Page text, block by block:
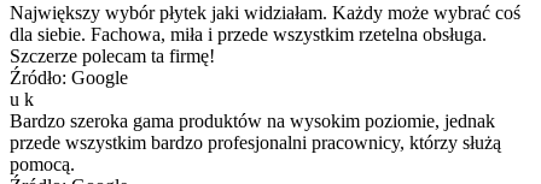
Największy wybór płytek jaki widziałam. Każdy może wybrać coś
dla siebie. Fachowa, miła i przede wszystkim rzetelna obsługa.
Szczerze polecam ta firmę!
Źródło: Google
u k
Bardzo szeroka gama produktów na wysokim poziomie, jednak
przede wszystkim bardzo profesjonalni pracownicy, którzy służą
pomocą.